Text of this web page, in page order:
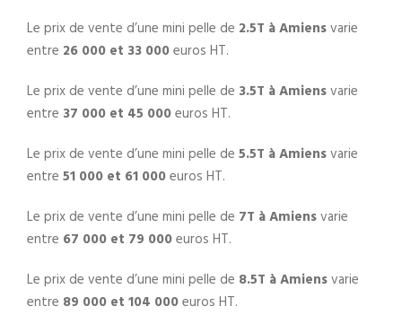
Le prix de vente d’une mini pelle de 2.5T àAmiensvarie
entre 26 000 et 33 000euros HT.
Le prix de vente d’une mini pelle de 3.5T à Amiensvarie
entre 37 000 et 45 000euros HT.
Le prix de vente d’une mini pelle de 5.5T àAmiensvarie
entre 51 000 et 61 000euros HT.
Le prix de vente d’une mini pelle de 7T à Amiensvarie
entre 67 000 et 79 000euros HT.
Le prix de vente d’une mini pelle de 8.5T à Amiensvarie
entre 89 000 et 104 000euros HT.